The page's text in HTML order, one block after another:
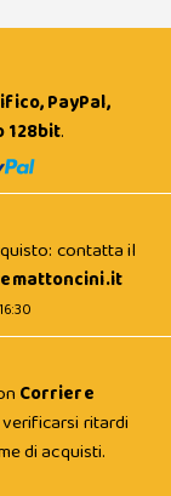
PayPal,
128bit.
contatta il
Corriere
ritardi
di acquisti.